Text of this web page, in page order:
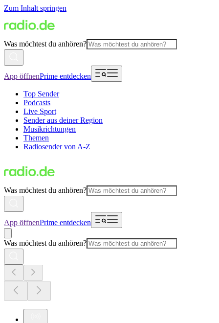
Zum Inhalt springen
Was möchtest du anhören?
App öffnenPrime entdecken
Top Sender
Podcasts
Live Sport
Sender aus deiner Region
Musikrichtungen
Themen
Radiosender von A-Z
Was möchtest du anhören?
App öffnenPrime entdecken
Was möchtest du anhören?